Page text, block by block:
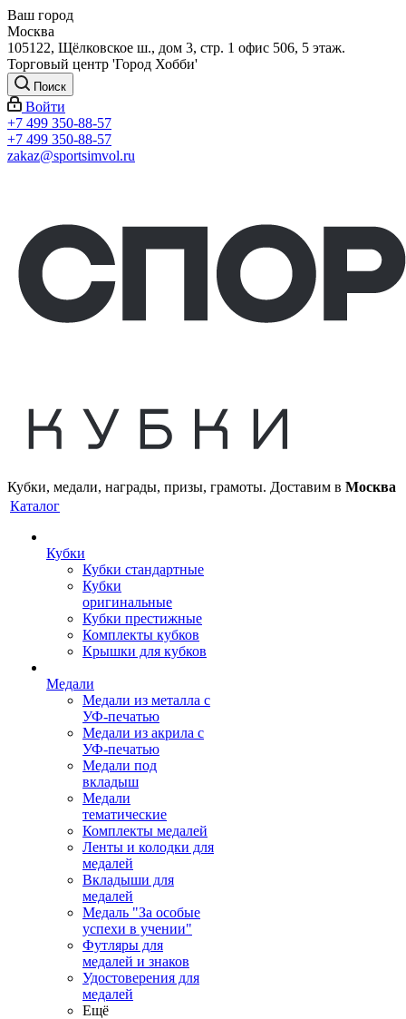
Ваш город
Москва
105122, Щёлковское ш., дом 3, стр. 1 офис 506, 5 этаж.
Торговый центр 'Город Хобби'
Поиск
Войти
+7 499 350-88-57
+7 499 350-88-57
zakaz@sportsimvol.ru
Кубки, медали, награды, призы, грамоты. Доставим в Москва
Каталог
Кубки
Кубки стандартные
Кубки
оригинальные
Кубки престижные
Комплекты кубков
Крышки для кубков
Медали
Медали из металла с
УФ-печатью
Медали из акрила с
УФ-печатью
Медали под
вкладыш
Медали
тематические
Комплекты медалей
Ленты и колодки для
медалей
Вкладыши для
медалей
Медаль "За особые
успехи в учении"
Футляры для
медалей и знаков
Удостоверения для
медалей
Ещё